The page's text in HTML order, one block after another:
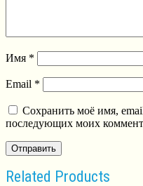
Имя *
Email *
Сохранить моё имя,
последующих моих
Related Products